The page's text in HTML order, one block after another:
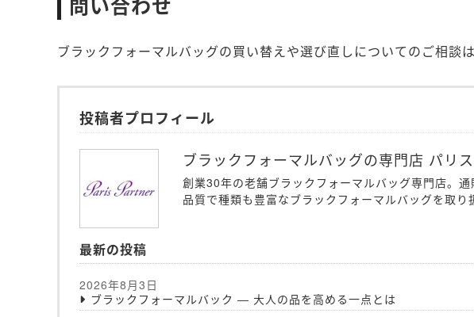
ブラックフォーマルバッグの買い替えや選び直しについてのご相談
投稿者プロフィール
ブラックフォーマルバッグの専門店 パリ
創業30年の老舗ブラックフォーマルバッグ専門店。
品質で種類も豊富なブラックフォーマルバッグを取り
最新の投稿
2026年8月3日
ブラックフォーマルバック ― 大人の品を高める一点とは